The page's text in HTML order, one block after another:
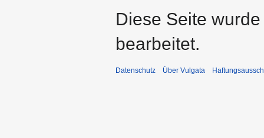
Diese Seite
bearbeitet.
Datenschutz Über Vulgata